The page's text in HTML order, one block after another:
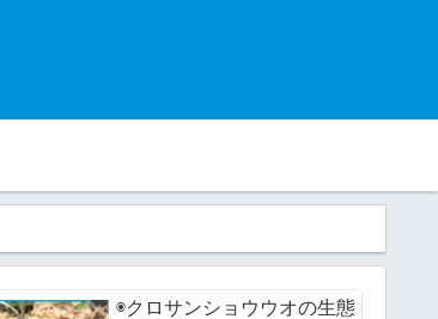
◉クロサンショウウオの生態